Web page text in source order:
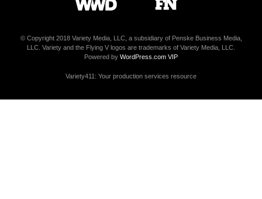
© Copyright 2018 Variety Media, LLC, a subsidiary of Penske Business Media,
LLC. Variety and the Flying V logos are trademarks of Variety Media, LLC.
Powered by WordPress.com VIP
Variety411: Your production services resource